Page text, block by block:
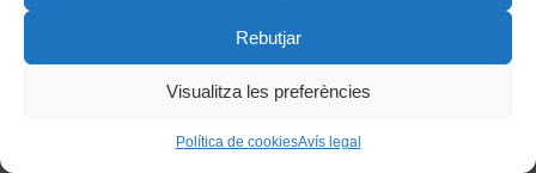
Rebutjar
Visualitza les preferències
Política de cookiesAvís legal